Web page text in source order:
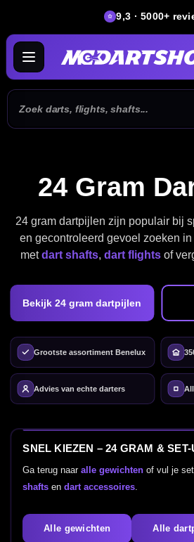
9,3 · 5000+
24 Gram
24 gram dartpijlen zijn populair bij
en gecontroleerd gevoel zoeken
metdart shafts, dart flights of
Bekijk 24 gram dartpijlen
Grootste assortiment Benelux
Advies van echte darters
SNEL KIEZEN – 24 GRAM & SET-
Ga terug naaralle gewichten of vul je
shafts endart accessoires.
Alle gewichten Alle